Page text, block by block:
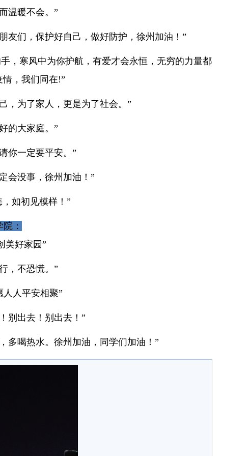
温暖不会。”
友们，保护好自己，做好防护，徐州加油！”
，寒风中为你护航，有爱才会永恒，无穷的力量都
，我们同在!”
，为了家人，更是为了社会。”
的大家庭。”
你一定要平安。”
会没事，徐州加油！”
如初见模样！”
：
美好家园”
，不恐慌。”
人人平安相聚”
别出去！别出去！”
多喝热水。徐州加油，同学们加油！”